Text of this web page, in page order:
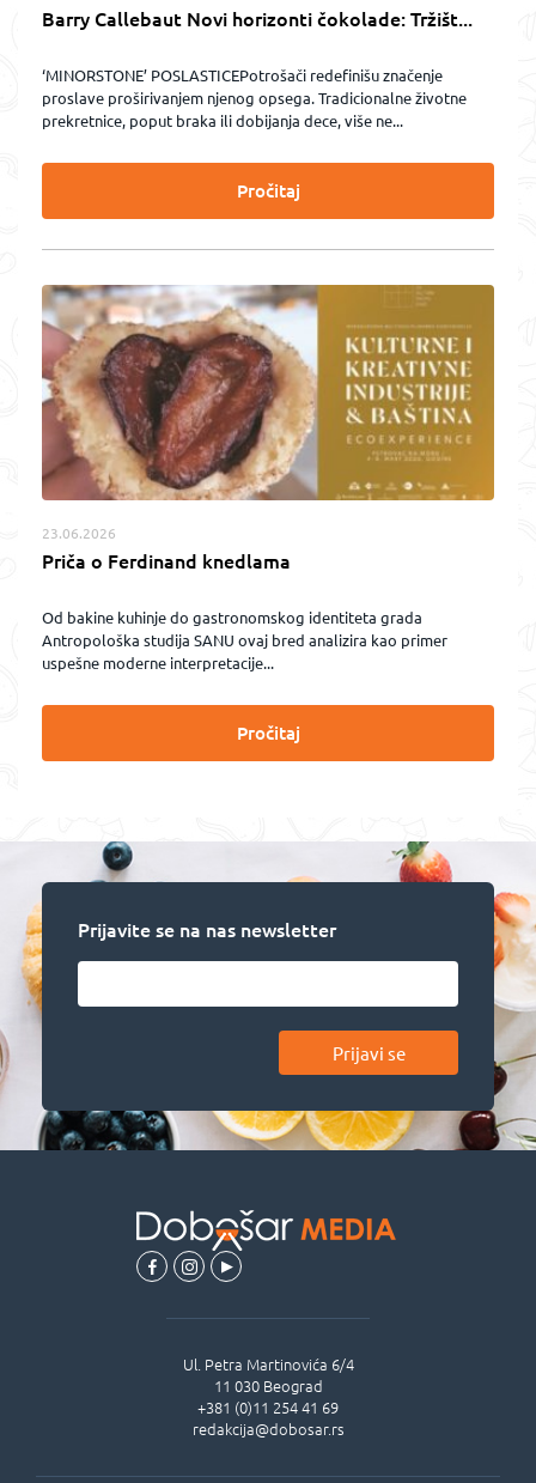
Barry Callebaut Novi horizonti čokolade: Tržišt...
‘MINORSTONE’ POSLASTICEPotrošači redefinišu značenje
proslave proširivanjem njenog opsega. Tradicionalne životne
prekretnice, poput braka ili dobijanja dece, više ne...
Pročitaj
23.06.2026
Priča o Ferdinand knedlama
Od bakine kuhinje do gastronomskog identiteta grada
Antropološka studija SANU ovaj bred analizira kao primer
uspešne moderne interpretacije...
Pročitaj
Prijavite se na nas newsletter
Prijavi se
Ul. Petra Martinovića 6/4
11 030 Beograd
+381 (0)11 254 41 69
redakcija@dobosar.rs